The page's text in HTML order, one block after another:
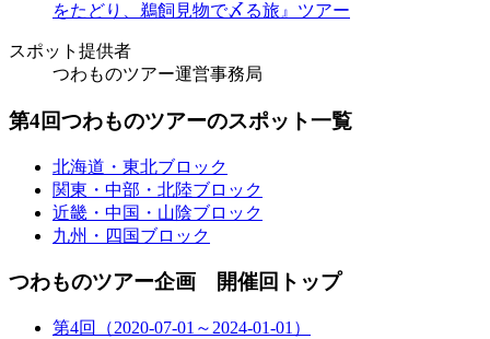
をたどり、鵜飼見物で〆る旅』ツアー
スポット提供者
つわものツアー運営事務局
第4回つわものツアーのスポット一覧
北海道・東北ブロック
関東・中部・北陸ブロック
近畿・中国・山陰ブロック
九州・四国ブロック
つわものツアー企画 開催回トップ
第4回（2020-07-01～2024-01-01）